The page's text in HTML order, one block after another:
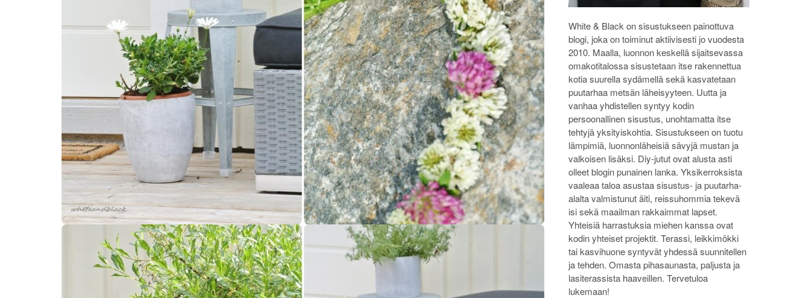
White & Black on sisustukseen painottuva
blogi, joka on toiminut aktiivisesti jo vuodesta
2010. Maalla, luonnon keskellä sijaitsevassa
omakotitalossa sisustetaan itse rakennettua
kotia suurella sydämellä sekä kasvatetaan
puutarhaa metsän läheisyyteen. Uutta ja
vanhaa yhdistellen syntyy kodin
persoonallinen sisustus, unohtamatta itse
tehtyjä yksityiskohtia. Sisustukseen on tuotu
lämpimiä, luonnonläheisiä sävyjä mustan ja
valkoisen lisäksi. Diy-jutut ovat alusta asti
olleet blogin punainen lanka. Yksikerroksista
vaaleaa taloa asustaa sisustus- ja puutarha-
alalta valmistunut äiti, reissuhommia tekevä
isi sekä maailman rakkaimmat lapset.
Yhteisiä harrastuksia miehen kanssa ovat
kodin yhteiset projektit. Terassi, leikkimökki
tai kasvihuone syntyvät yhdessä suunnitellen
ja tehden. Omasta pihasaunasta, paljusta ja
lasiterassista haaveillen. Tervetuloa
lukemaan!